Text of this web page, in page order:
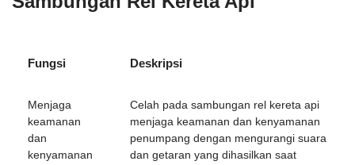
Fungsi Deskripsi
Menjaga
keamanan
dan
kenyamanan
Celah pada sambungan rel kereta api
menjaga keamanan dan kenyamanan
penumpang dengan mengurangi suara
dan getaran yang dihasilkan saat